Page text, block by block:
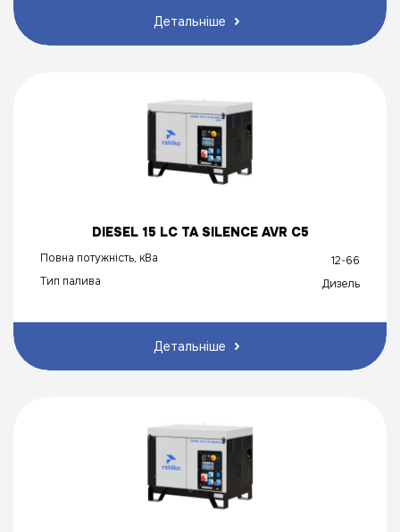
Детальніше
DIESEL 15 LC TA SILENCE AVR C5
Повна потужність, кВа
12-66
Тип палива
Дизель
Детальніше